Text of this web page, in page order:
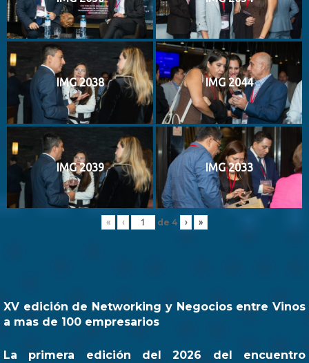
IMG 2038 IMG 2044
IMG 2039 IMG 2033
« ‹ de 4 › »
XV edición de Networking y Negocios entre Vinos
a mas de 100 empresarios
La primera edición del 2026 del encuentro